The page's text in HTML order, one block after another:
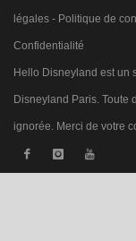
légales - Politique de
Confidentialité
Hello Disneyland est un
Disneyland Paris. Toute
ignorée. Merci de votre